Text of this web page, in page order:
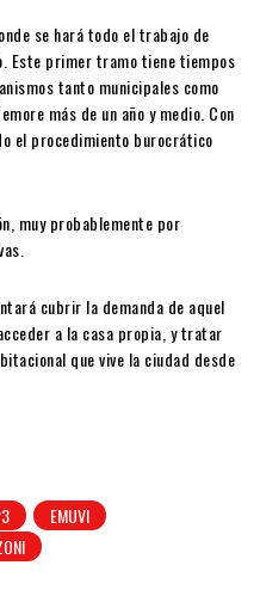
se hará todo el trabajo de
primer tramo tiene tiempos
tanto municipales como
más de un año y medio. Con
el procedimiento burocrático
muy probablemente por
cubrir la demanda de aquel
a la casa propia, y tratar
que vive la ciudad desde
EMUVI